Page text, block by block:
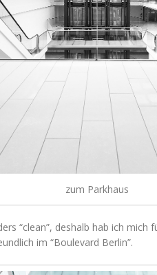
zum Parkhaus
“clean”, deshalb hab ich mich
im “Boulevard Berlin”.